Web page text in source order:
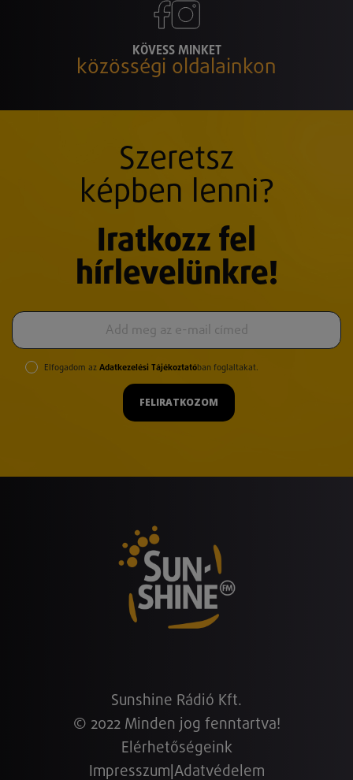
KÖVESS MINKET
közösségi oldalainkon
Szeretsz
képben lenni?
Iratkozz fel
hírlevelünkre!
Elfogadom az Adatkezelési Tájékoztatóban foglaltakat.
FELIRATKOZOM
Sunshine Rádió Kft.
© 2022 Minden jog fenntartva!
Elérhetőségeink
Impresszum Adatvédelem